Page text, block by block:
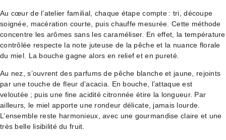
Au cœur de l’atelier familial, chaque étape compte : tri, découpe
soignée, macération courte, puis chauffe mesurée. Cette méthode
concentre les arômes sans les caraméliser. En effet, la température
contrôlée respecte la note juteuse de la pêche et la nuance florale
du miel. La bouche gagne alors en relief et en pureté.
Au nez, s’ouvrent des parfums de pêche blanche et jaune, rejoints
par une touche de fleur d’acacia. En bouche, l’attaque est
veloutée ; puis une fine acidité citronnée étire la longueur. Par
ailleurs, le miel apporte une rondeur délicate, jamais lourde.
L’ensemble reste harmonieux, avec une gourmandise claire et une
très belle lisibilité du fruit.